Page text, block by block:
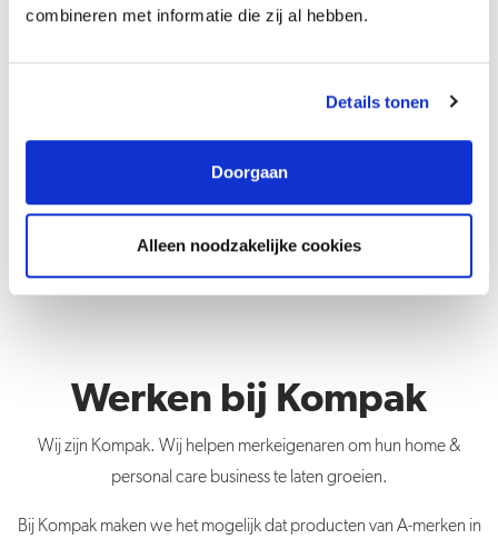
combineren met informatie die zij al hebben.
Details tonen
Doorgaan
Alleen noodzakelijke cookies
Werken bij Kompak
Wij zijn Kompak. Wij helpen merkeigenaren om hun home &
personal care business te laten groeien.
Bij Kompak maken we het mogelijk dat producten van A-merken in